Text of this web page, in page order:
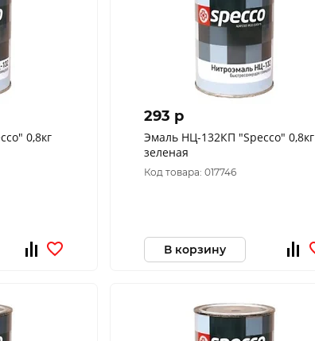
0,8кг
293 p
Эмаль НЦ-132КП "Specco" 0,8кг
зеленая
Код товара: 017746
В корзину